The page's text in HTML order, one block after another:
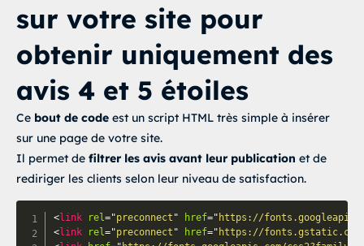
sur votre site pour
obtenir uniquement des
avis 4 et 5 étoiles
Ce bout de code est un script HTML très simple à insérer
sur une page de votre site.
Il permet de filtrer les avis avant leur publication et de
rediriger les clients selon leur niveau de satisfaction.
<link rel="preconnect " href=" https://
<link rel="preconnect " href=" https://fonts.gstatic.com